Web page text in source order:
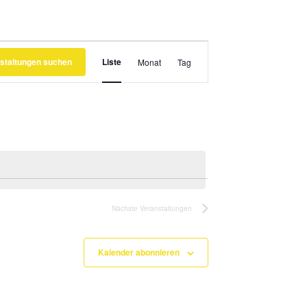
suchen Veranstaltung
Ansichten-
Navigation
Liste Monat Tag
Nächste Veranstaltungen
Kalender abonnieren